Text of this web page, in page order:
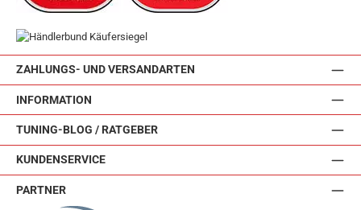
ZAHLUNGS- UND VERSANDARTEN
INFORMATION
TUNING-BLOG / RATGEBER
KUNDENSERVICE
PARTNER